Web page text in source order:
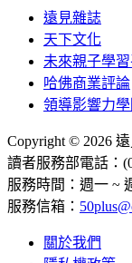
遠見雜誌
天下文化
未來親子學
哈佛商業評論
領導影響力
Copyright © 2026
讀者服務部電話：
服務時間：週一 ~
服務信箱：
關於我們